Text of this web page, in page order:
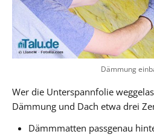
Dämmung
Wer die Unterspannfolie
Dämmung und Dach etwa drei
Dämmmatten passgenau